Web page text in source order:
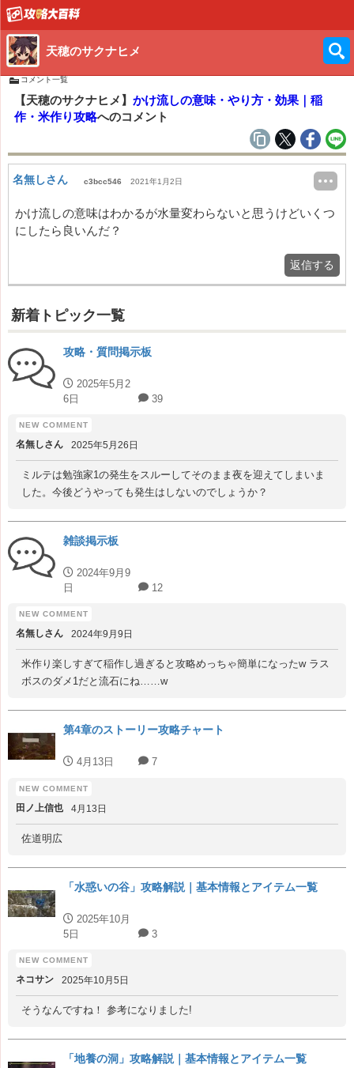
天穂のサクナヒメ
コメント一覧
【天穂のサクナヒメ】 かけ流しの意味・やり方・効果｜稲
作・米作り攻略へのコメント
名無しさん c3bcc546 2021年1月2日
かけ流しの意味はわかるが水量変わらないと思うけどいくつ
にしたら良いんだ？
返信する
新着トピック一覧
攻略・質問掲示板
2025年5月2
6日
39
名無しさん 2025年5月26日
ミルテは勉強家1の発生をスルーしてそのまま夜を迎えてしまいま
した。今後どうやっても発生はしないのでしょうか？
雑談掲示板
2024年9月9
日
12
名無しさん 2024年9月9日
米作り楽しすぎて稲作し過ぎると攻略めっちゃ簡単になったw ラス
ボスのダメ1だと流石にね……w
第4章のストーリー攻略チャート
4月13日 7
田ノ上信也 4月13日
佐道明広
「水惑いの谷」攻略解説｜基本情報とアイテム一覧
2025年10月
5日
3
ネコサン 2025年10月5日
そうなんですね！ 参考になりました!
「地養の洞」攻略解説｜基本情報とアイテム一覧